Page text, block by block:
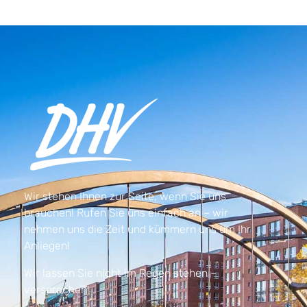
Wir stehen Ihnen zur Seite, wenn Sie uns
brauchen! Rufen Sie uns einfach an – wir
nehmen uns die Zeit und kümmern uns um Ihr
Anliegen!
Wir lassen Sie nicht im Regen stehen –
versprochen!